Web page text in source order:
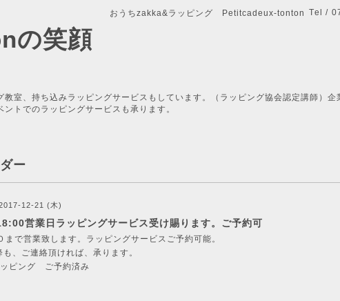
おうちzakka&ラッピング Petitcadeux-tonton Tel /
の笑顔
室、持ち込みラッピングサービスもしています。（ラッピング協会認定講師）企
トでのラッピングサービスも承ります。
ー
12-21 (木)
営業日ラッピングサービス受け賜ります。ご予約可
まで営業致します。ラッピングサービスご予約可能。
、ご連絡頂ければ、承ります。
ピング ご予約済み